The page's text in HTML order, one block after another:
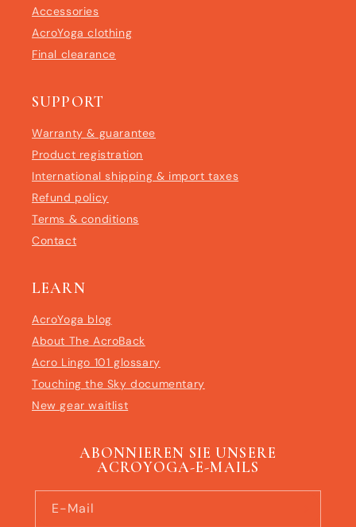
Accessories
AcroYoga clothing
Final clearance
SUPPORT
Warranty & guarantee
Product registration
International shipping & import taxes
Refund policy
Terms & conditions
Contact
LEARN
AcroYoga blog
About The AcroBack
Acro Lingo 101 glossary
Touching the Sky documentary
New gear waitlist
ABONNIEREN SIE UNSERE
ACROYOGA-E-MAILS
E-Mail